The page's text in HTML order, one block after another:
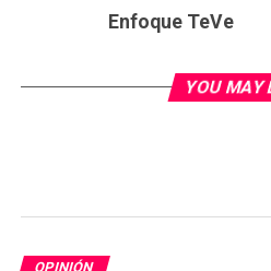
Enfoque TeVe
YOU MAY
OPINIÓN